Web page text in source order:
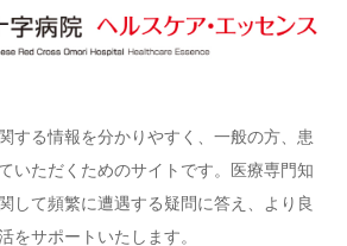
する情報を分かりやすく、一般の方、患
いただくためのサイトです。医療専門知
して頻繁に遭遇する疑問に答え、より良
をサポートいたします。